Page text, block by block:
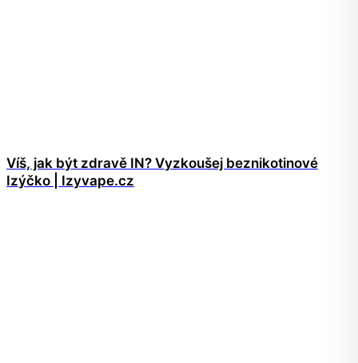
Víš, jak být zdravě IN? Vyzkoušej beznikotinové
Izýčko | Izyvape.cz